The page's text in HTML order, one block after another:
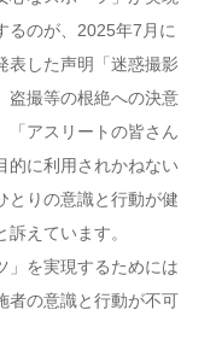
るのが、2025年7月に
表した声明「迷惑撮影
盗撮等の根絶への決意
「アスリートの皆さん
的に利用されかねない
とりの意識と行動が健
えています。
を実現するためには
者の意識と行動が不可